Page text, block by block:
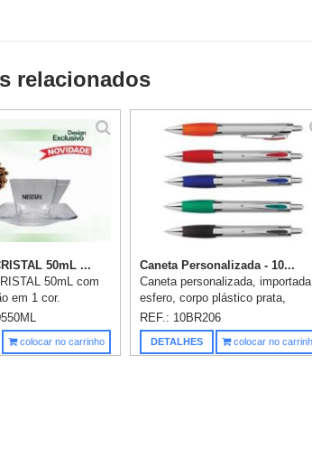
relacionados
50mL ...
50mL com
em 1 cor.
colocar no carrinho
Caneta Personalizada - 10...
Caneta personalizada,
esfero, corpo plástico prata,
detalhe em acrílico na parte
superior, clipe e botão de
acionamento cromados e apoio
REF.: 10BR206
DETALHES colocar no